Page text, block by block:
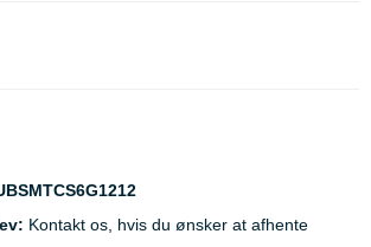
Kontakt os, hvis du ønsker at afhente